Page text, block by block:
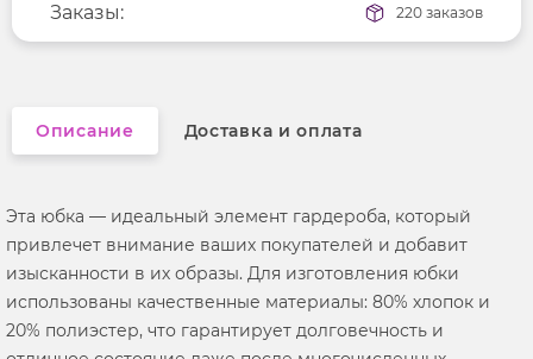
Заказы:
220 заказов
Описание Доставка и оплата
Эта юбка — идеальный элемент гардероба, который
привлечет внимание ваших покупателей и добавит
изысканности в их образы. Для изготовления юбки
использованы качественные материалы: 80% хлопок и
20% полиэстер, что гарантирует долговечность и